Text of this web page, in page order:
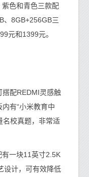
色和青色三款配
、8GB+256GB三
元和1399元。
配REDMI灵感触
有“小米教育中
名校真题，非常适
一块11英寸2.5K
设计，可有效降低